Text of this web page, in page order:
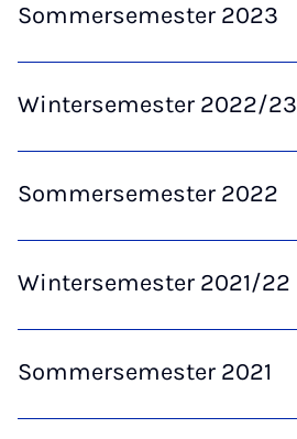
Sommersemester 2023
Wintersemester 2022/23
Sommersemester 2022
Wintersemester 2021/22
Sommersemester 2021